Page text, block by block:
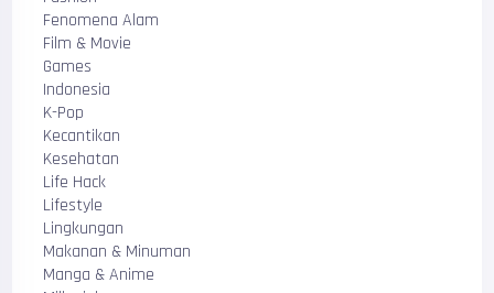
Fenomena Alam
Film & Movie
Games
Indonesia
K-Pop
Kecantikan
Kesehatan
Life Hack
Lifestyle
Lingkungan
Makanan & Minuman
Manga & Anime